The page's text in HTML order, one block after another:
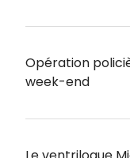
Opération
week-end